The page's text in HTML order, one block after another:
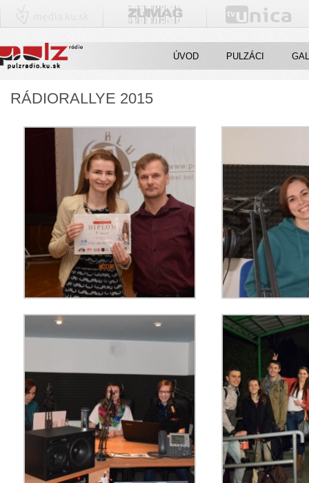
ÚVOD PULZÁCI
RÁDIORALLYE 2015